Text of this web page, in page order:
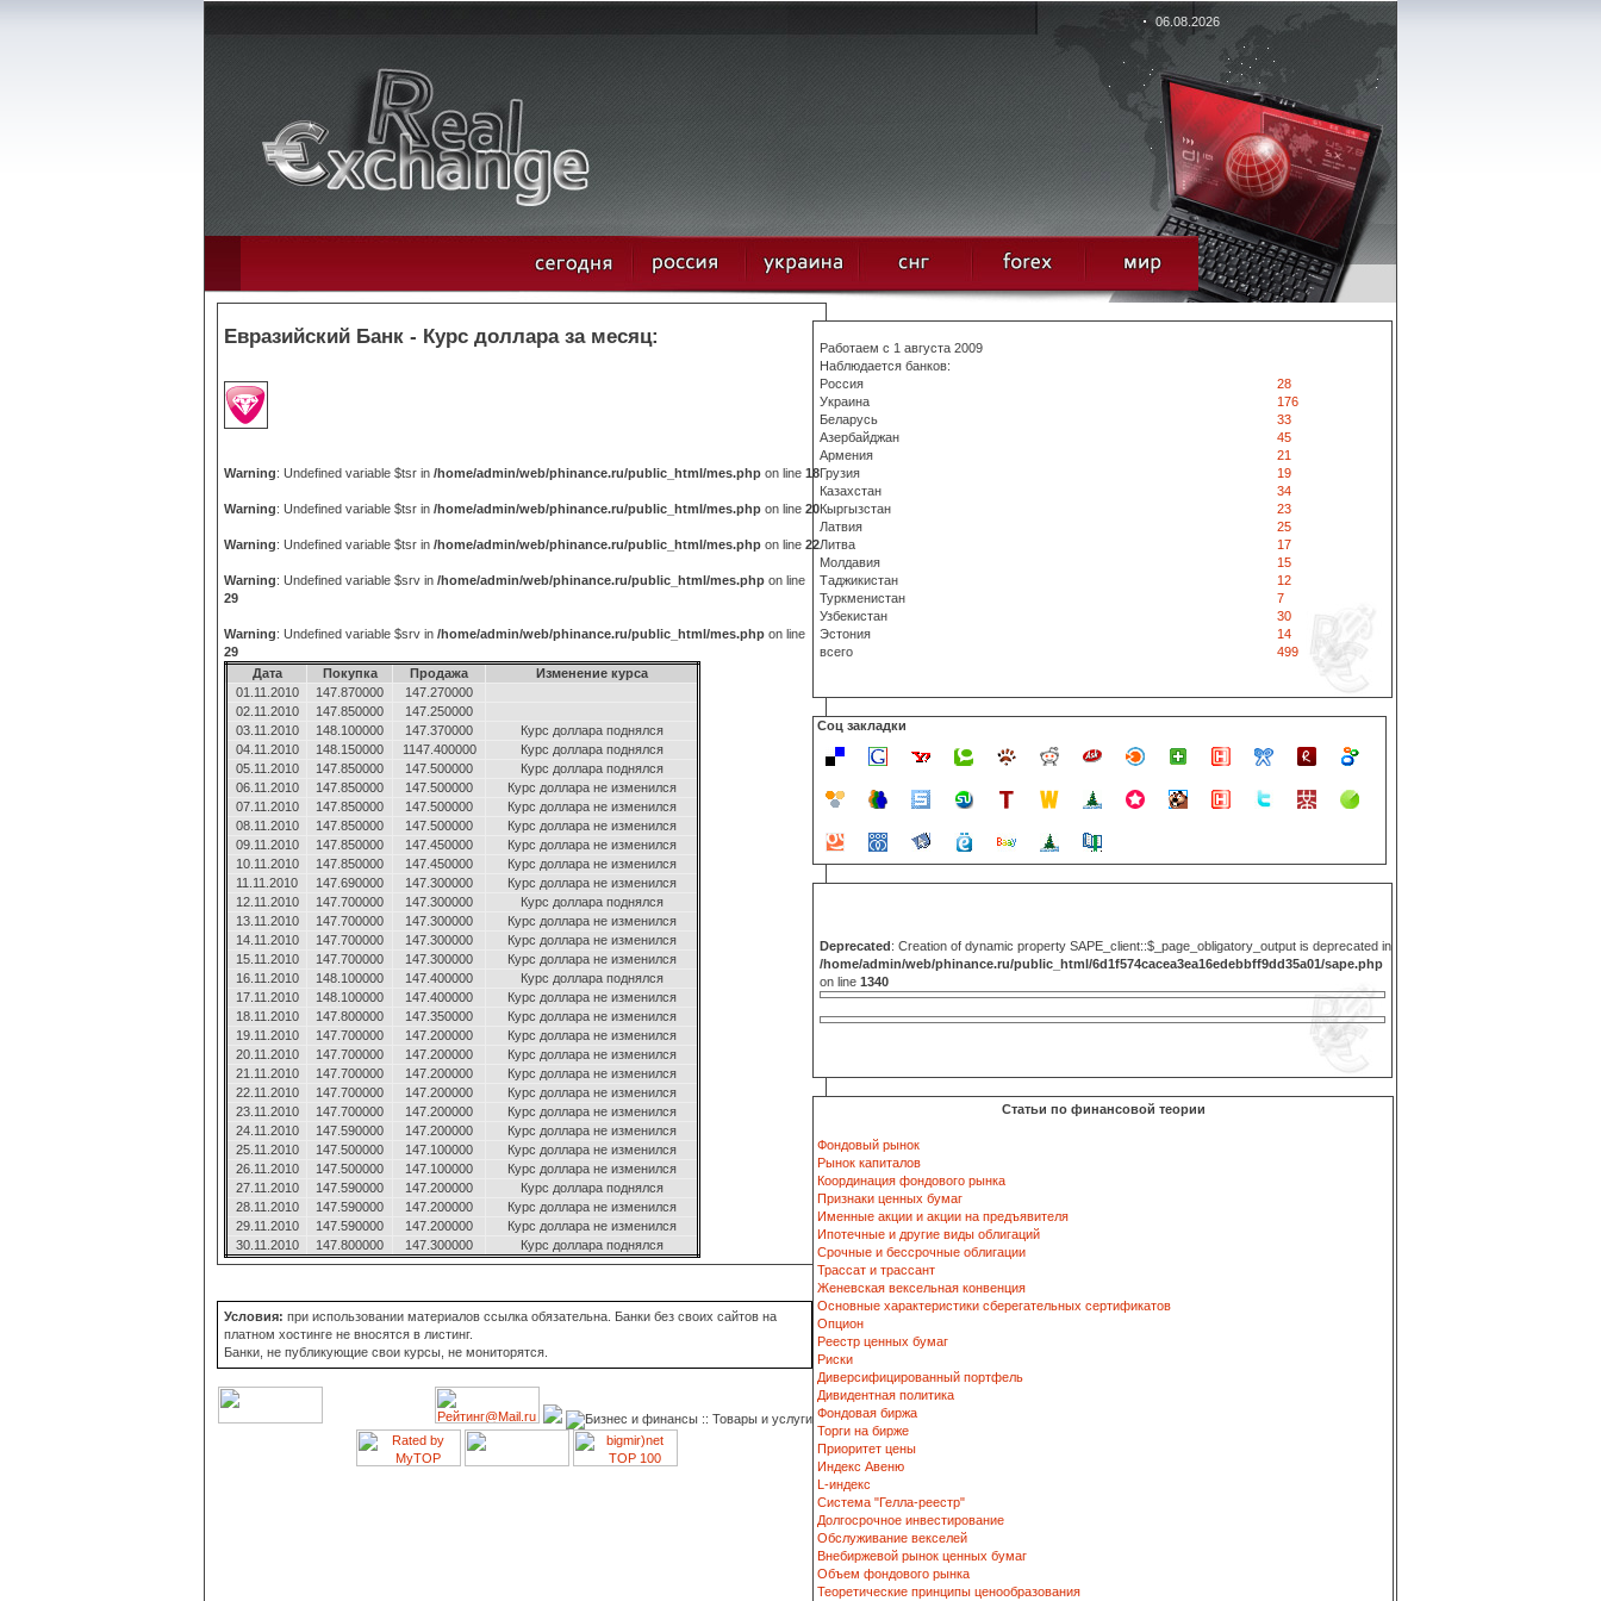
06.08.2026
Евразийский Банк - Курс доллара за месяц:
Warning: Undefined variable $tsr in /home/admin/web/phinance.ru/public_html/mes.php on line 18
Warning: Undefined variable $tsr in /home/admin/web/phinance.ru/public_html/mes.php on line 20
Warning: Undefined variable $tsr in /home/admin/web/phinance.ru/public_html/mes.php on line 22
Warning: Undefined variable $srv in /home/admin/web/phinance.ru/public_html/mes.php on line
29
Warning: Undefined variable $srv in /home/admin/web/phinance.ru/public_html/mes.php on line
29
Дата
Покупка Продажа
Изменение курса
01.11.2010
147.870000
147.270000
02.11.2010
147.850000
147.250000
03.11.2010
148.100000 147.370000
Курс доллара поднялся
04.11.2010
148.150000 1147.400000
Курс доллара поднялся
05.11.2010
147.850000 147.500000
Курс доллара поднялся
06.11.2010
147.850000 147.500000
Курс доллара не изменился
07.11.2010
147.850000 147.500000
Курс доллара не изменился
08.11.2010
147.850000 147.500000
Курс доллара не изменился
09.11.2010
147.850000 147.450000
Курс доллара не изменился
10.11.2010
147.850000 147.450000
Курс доллара не изменился
11.11.2010
147.690000 147.300000
Курс доллара не изменился
12.11.2010
147.700000 147.300000
Курс доллара поднялся
13.11.2010
147.700000 147.300000
Курс доллара не изменился
14.11.2010
147.700000 147.300000
Курс доллара не изменился
15.11.2010
147.700000 147.300000
Курс доллара не изменился
16.11.2010
148.100000 147.400000
Курс доллара поднялся
17.11.2010
148.100000 147.400000
Курс доллара не изменился
18.11.2010
147.800000 147.350000
Курс доллара не изменился
19.11.2010
147.700000 147.200000
Курс доллара не изменился
20.11.2010
147.700000 147.200000
Курс доллара не изменился
21.11.2010
147.700000 147.200000
Курс доллара не изменился
22.11.2010
147.700000 147.200000
Курс доллара не изменился
23.11.2010
147.700000 147.200000
Курс доллара не изменился
24.11.2010
147.590000 147.200000
Курс доллара не изменился
25.11.2010
147.500000 147.100000
Курс доллара не изменился
26.11.2010
147.500000 147.100000
Курс доллара не изменился
27.11.2010
147.590000 147.200000
Курс доллара поднялся
28.11.2010
147.590000 147.200000
Курс доллара не изменился
29.11.2010
147.590000 147.200000
Курс доллара не изменился
30.11.2010
147.800000 147.300000 Курс доллара поднялся
Условия: при использовании материалов ссылка обязательна. Банки без своих сайтов на
платном хостинге не вносятся в листинг.
Банки, не публикующие свои курсы, не мониторятся.
Работаем с 1 августа 2009
Наблюдается банков:
Россия
28
Украина
176
Беларусь
33
Азербайджан
45
Армения
21
Грузия
19
Казахстан
34
Кыргызстан
23
Латвия
25
Литва
17
Молдавия
15
Таджикистан
12
Туркменистан
7
Узбекистан
30
Эстония
14
всего
499
Соц закладки
Deprecated: Creation of dynamic property SAPE_client::$_page_obligatory_output is deprecated in
/home/admin/web/phinance.ru/public_html/6d1f574cacea3ea16edebbff9dd35a01/sape.php
on line 1340
Статьи по финансовой теории
Фондовый рынок
Рынок капиталов
Координация фондового рынка
Признаки ценных бумаг
Именные акции и акции на предъявителя
Ипотечные и другие виды облигаций
Срочные и бессрочные облигации
Трассат и трассант
Женевская вексельная конвенция
Основные характеристики сберегательных сертификатов
Опцион
Реестр ценных бумаг
Риски
Диверсифицированный портфель
Дивидентная политика
Фондовая биржа
Торги на бирже
Приоритет цены
Индекс Авеню
L-индекс
Система "Гелла-реестр"
Долгосрочное инвестирование
Обслуживание векселей
Внебиржевой рынок ценных бумаг
Объем фондового рынка
Теоретические принципы ценообразования